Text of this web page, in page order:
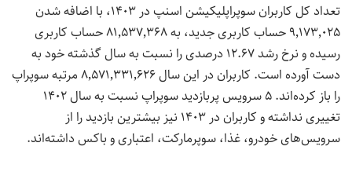
تعداد کل کاربران سوپراپلیکیشن اسنپ در ۱۴۰۳، با اضافه شدن
۹٬۱۷۳٬۰۲۵ حساب کاربری جدید، به ۸۱٬۵۳۷٬۳۶۸ حساب کاربری
رسیده و نرخ رشد ۱۲.۶۷ درصدی
را نسبت به سال گذشته خود به
دست آورده است. کاربران در این سال ۸٬۵۷۱٬۳۳۱٬۶۲۶ مرتبه سوپراپ
را باز کرده‌اند. ۵ سرویس پربازدید سوپراپ نسبت به سال ۱۴۰۲
تغییری نداشته و کاربران در ۱۴۰۳ نیز بیشترین بازدید را از
سرویس‌های خودرو، غذا، سوپرمارکت، اعتباری و باکس داشته‌اند.